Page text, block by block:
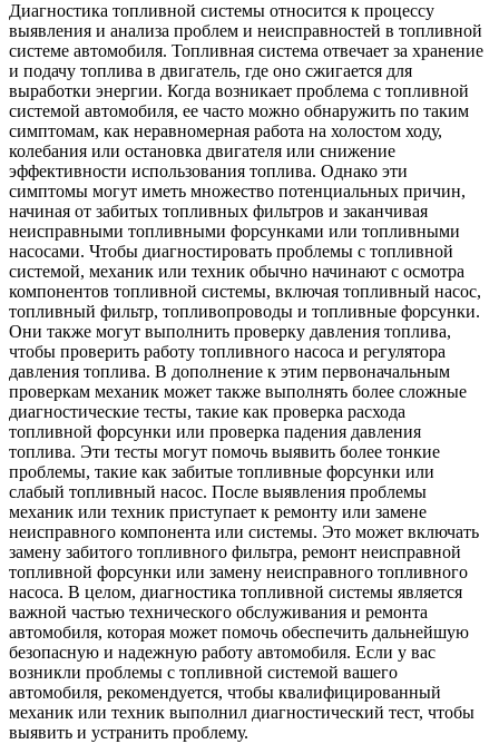
Диагностика топливной системы относится к процессу
выявления и анализа проблем и неисправностей в топливной
системе автомобиля. Топливная система отвечает за хранение
и подачу топлива в двигатель, где оно сжигается для
выработки энергии. Когда возникает проблема с топливной
системой автомобиля, ее часто можно обнаружить по таким
симптомам, как неравномерная работа на холостом ходу,
колебания или остановка двигателя или снижение
эффективности использования топлива. Однако эти
симптомы могут иметь множество потенциальных причин,
начиная от забитых топливных фильтров и заканчивая
неисправными топливными форсунками или топливными
насосами. Чтобы диагностировать проблемы с топливной
системой, механик или техник обычно начинают с осмотра
компонентов топливной системы, включая топливный насос,
топливный фильтр, топливопроводы и топливные форсунки.
Они также могут выполнить проверку давления топлива,
чтобы проверить работу топливного насоса и регулятора
давления топлива. В дополнение к этим первоначальным
проверкам механик может также выполнять более сложные
диагностические тесты, такие как проверка расхода
топливной форсунки или проверка падения давления
топлива. Эти тесты могут помочь выявить более тонкие
проблемы, такие как забитые топливные форсунки или
слабый топливный насос. После выявления проблемы
механик или техник приступает к ремонту или замене
неисправного компонента или системы. Это может включать
замену забитого топливного фильтра, ремонт неисправной
топливной форсунки или замену неисправного топливного
насоса. В целом, диагностика топливной системы является
важной частью технического обслуживания и ремонта
автомобиля, которая может помочь обеспечить дальнейшую
безопасную и надежную работу автомобиля. Если у вас
возникли проблемы с топливной системой вашего
автомобиля, рекомендуется, чтобы квалифицированный
механик или техник выполнил диагностический тест, чтобы
выявить и устранить проблему.